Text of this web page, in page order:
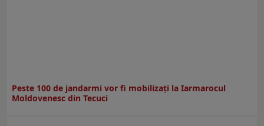
Peste 100 de jandarmi vor fi mobilizați la Iarmarocul
Moldovenesc din Tecuci